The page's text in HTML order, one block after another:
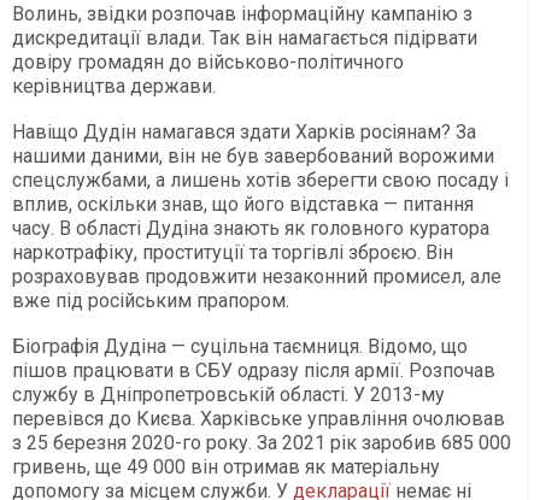
Волинь, звідки розпочав інформаційну кампанію з
дискредитації влади. Так він намагається підірвати
довіру громадян до військово-політичного
керівництва держави.
Навіщо Дудін намагався здати Харків росіянам? За
нашими даними, він не був завербований ворожими
спецслужбами, а лишень хотів зберегти свою посаду і
вплив, оскільки знав, що його відставка — питання
часу. В області Дудіна знають як головного куратора
наркотрафіку, проституції та торгівлі зброєю. Він
розраховував продовжити незаконний промисел, але
вже під російським прапором.
Біографія Дудіна — суцільна таємниця. Відомо, що
пішов працювати в СБУ одразу після армії. Розпочав
службу в Дніпропетровській області. У 2013-му
перевівся до Києва. Харківське управління очолював
з 25 березня 2020-го року. За 2021 рік заробив 685 000
гривень, ще 49 000 він отримав як матеріальну
допомогу за місцем служби. У декларації немає ні